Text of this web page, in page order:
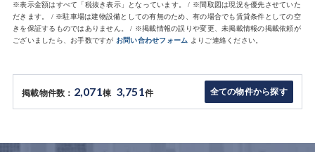
※表示金額はすべて「税抜き表示」となっています。 / ※間取図は現況を優先させていた
だきます。 / ※駐車場は建物設備としての有無のため、有の場合でも賃貸条件としての空
きを保証するものではありません。 / ※掲載情報の誤りや変更、未掲載情報の掲載依頼が
ございましたら、お手数ですが お問い合わせフォーム よりご連絡ください。
掲載物件数： 2,071棟 3,751件 全ての物件から探す